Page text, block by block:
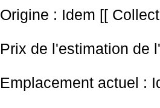
Origine : Idem [[
Prix de l'estimation de
Emplacement actuel :